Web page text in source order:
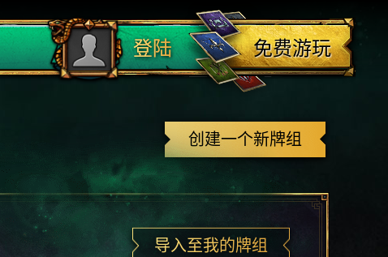
登陆
登出
免费游玩
创建一个新牌组
导入至我的牌组